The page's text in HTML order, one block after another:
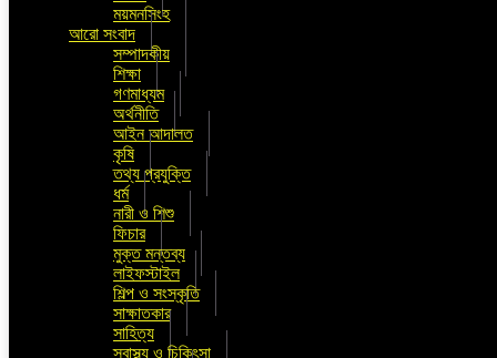
ময়মনসিংহ
আরো সংবাদ
সম্পাদকীয়
শিক্ষা
গণমাধ্যম
অর্থনীতি
আইন আদালত
কৃষি
তথ্য প্রযুক্তি
ধর্ম
নারী ও শিশু
ফিচার
মুক্ত মন্তব্য
লাইফস্টাইল
শিল্প ও সংস্কৃতি
সাক্ষাতকার
সাহিত্য
স্বাস্থ্য ও চিকিৎসা